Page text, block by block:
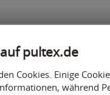
pultex.de
Cookies. Einige
während